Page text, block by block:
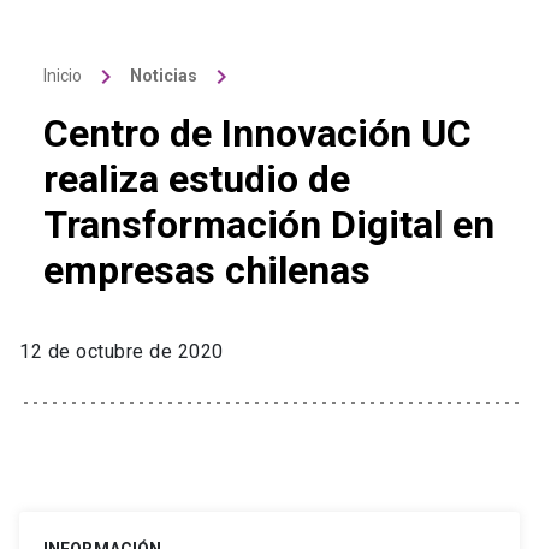
Inicio keyboard_arrow_right Noticias keyboard_arrow_right
Centro de Innovación UC
realiza estudio de
Transformación Digital en
empresas chilenas
12 de octubre de 2020